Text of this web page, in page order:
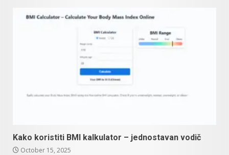
Kako koristiti BMI kalkulator – jednostavan vodič
October 15, 2025